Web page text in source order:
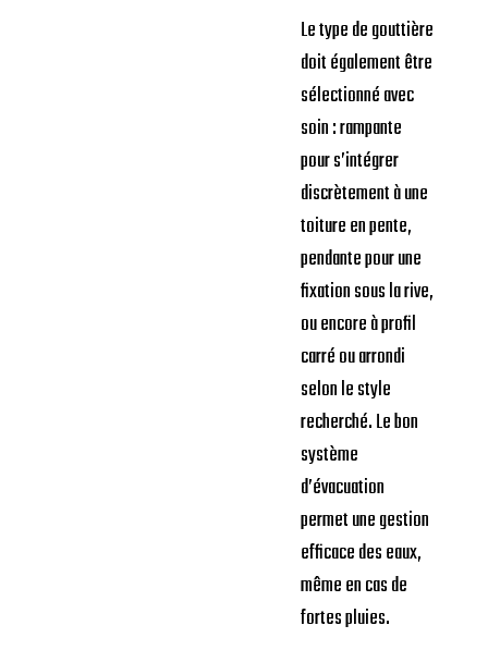
Le type de gouttière
doit également être
sélectionné avec
soin : rampante
pour s’intégrer
discrètement à une
toiture en pente,
pendante pour une
fixation sous la rive,
ou encore à profil
carré ou arrondi
selon le style
recherché. Le bon
système
d’évacuation
permet une gestion
efficace des eaux,
même en cas de
fortes pluies.